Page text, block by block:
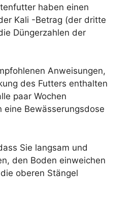
haben einen
Kali -Betrag (der dritte
Düngerzahlen der
Anweisungen,
des Futters enthalten
paar Wochen
eine Bewässerungsdose
Sie langsam und
den Boden einweichen
oberen Stängel